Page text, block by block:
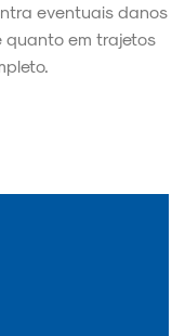
eventuais danos
em trajetos